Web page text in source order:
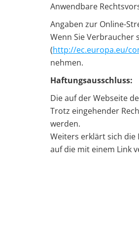
Anwendbare
Angaben zur Online-
Wenn Sie Verbraucher
(http://ec.europa.eu/
nehmen.
Haftungsausschluss:
Die auf der Webseite
Trotz eingehender
werden.
Weiters erklärt sich
auf die mit einem Link